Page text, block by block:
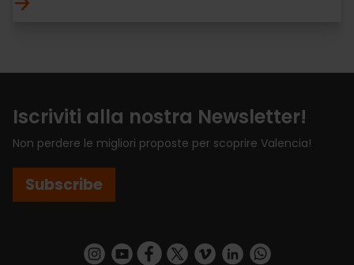
Iscriviti alla nostra Newsletter!
Non perdere le migliori proposte per scoprire Valencia!
Subscribe
https://www.instagram.com/visit_valencia/
https://www.youtube.com/user/
https://www.facebook.com/
https://twitter.com/VisitaValencia
https://vimeo.com/
https://www.linkedin.com/company/turismo-valencia/https://api.whatsapp.com/send/